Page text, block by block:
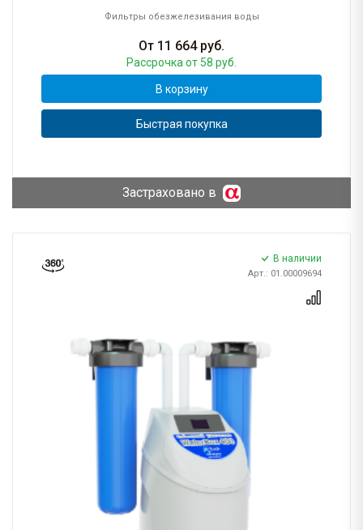
Фильтры обезжелезивания воды
От 11 664руб.
Рассрочка от 58 руб.
В корзину
Быстрая покупка
Застраховано в
В наличии
Арт.: 01.00009694